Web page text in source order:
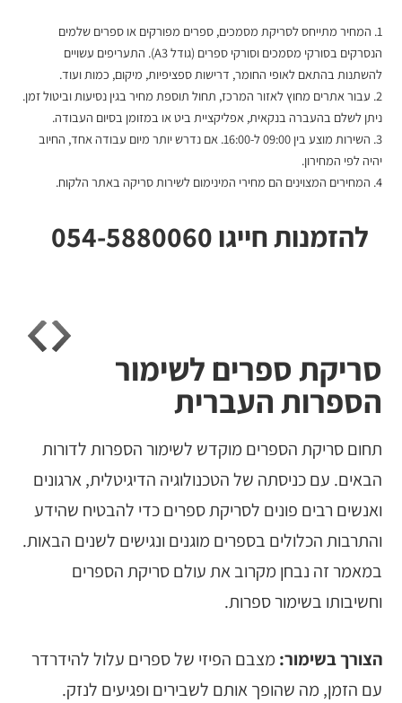
1. המחיר מתייחס לסריקת מסמכים, ספרים מפורקים או ספרים שלמים
הנסרקים בסורקי מסמכים וסורקי ספרים (גודל A3). התעריפים עשויים
להשתנות בהתאם לאופי החומר, דרישות ספציפיות, מיקום, כמות ועוד.
2. עבור אתרים מחוץ לאזור המרכז, תחול תוספת מחיר בגין נסיעות וביטול זמן.
ניתן לשלם בהעברה בנקאית, אפליקציית ביט או במזומן בסיום העבודה.
3. השירות מוצע בין 09:00 ל-16:00. אם נדרש יותר מיום עבודה אחד, החיוב
יהיה לפי המחירון.
4. המחירים המצוינים הם מחירי המינימום ל
שירות סריקה באתר הלקוח.
להזמנות חייגו 054-5880060
סריקת ספרים לשימור
הספרות העברית
תחום סריקת הספרים מוקדש לשימור הספרות לדורות
הבאים. עם כניסתה של הטכנולוגיה הדיגיטלית, ארגונים
ואנשים רבים פונים לסריקת ספרים כדי להבטיח שהידע
והתרבות הכלולים בספרים מוגנים ונגישים לשנים הבאות.
במאמר זה נבחן מקרוב את עולםסריקת הספרים
וחשיבותו בשימור ספרות.
הצורך בשימור: מצבם הפיזי של ספרים עלול להידרדר
עם הזמן, מה שהופך אותם לשבירים ופגיעים לנזק.